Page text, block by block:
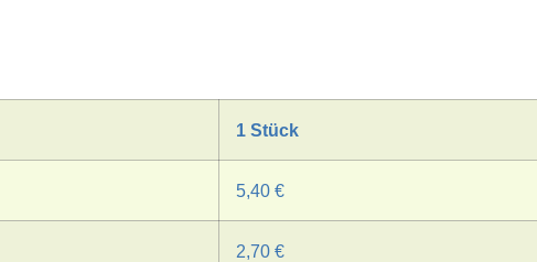
1 Stück
5,40 €
2,70 €